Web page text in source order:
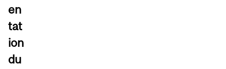
en
tat
ion
du